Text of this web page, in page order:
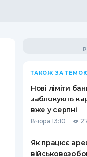
ТАКОЖ ЗА
Нові ліміти
заблокують
вже у серпні
Вчора 13:10
Як працює